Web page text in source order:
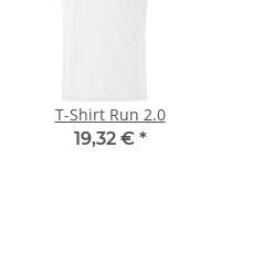
T-Shirt Run 2.0
19,32 € *